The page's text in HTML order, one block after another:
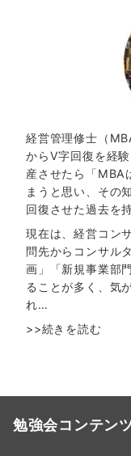
経営管理修士（
からV字回復を経
産させたら「MBA
まうと思い、その
回復させた過去を持
現在は、経営コン
問先からコンサル
画」「新規事業部
ることが多く、気
れ…
>>続きを読む
勉強会コンテン